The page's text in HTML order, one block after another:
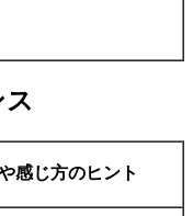
感じ方のヒント